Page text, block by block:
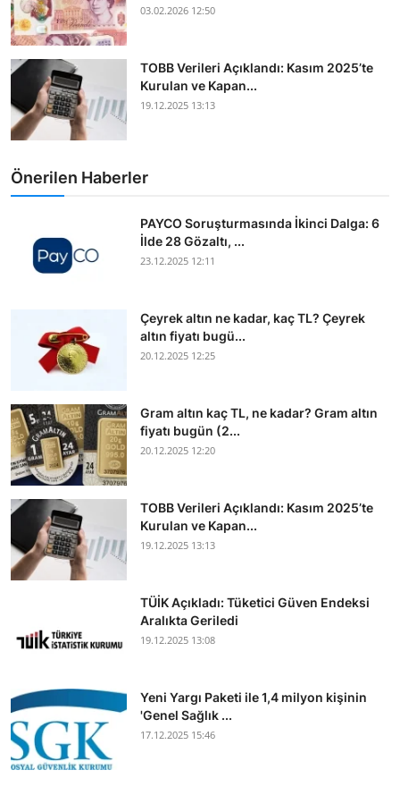
03.02.2026 12:50
TOBB Verileri Açıklandı: Kasım 2025’te
Kurulan ve Kapan...
19.12.2025 13:13
Önerilen Haberler
PAYCO Soruşturmasında İkinci Dalga: 6
İlde 28 Gözaltı, ...
23.12.2025 12:11
Çeyrek altın ne kadar, kaç TL? Çeyrek
altın fiyatı bugü...
20.12.2025 12:25
Gram altın kaç TL, ne kadar? Gram altın
fiyatı bugün (2...
20.12.2025 12:20
TOBB Verileri Açıklandı: Kasım 2025’te
Kurulan ve Kapan...
19.12.2025 13:13
TÜİK Açıkladı: Tüketici Güven Endeksi
Aralıkta Geriledi
19.12.2025 13:08
Yeni Yargı Paketi ile 1,4 milyon kişinin
'Genel Sağlık ...
17.12.2025 15:46